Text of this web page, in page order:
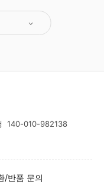
140-010-982138
/반품 문의